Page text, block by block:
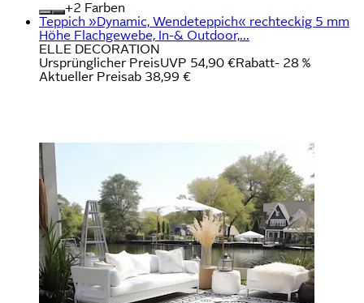
+
Farben
Teppich »Dynamic, Wendeteppich« rechteckig 5 mm
Höhe Flachgewebe, In-& Outdoor,...
ELLE DECORATION
Ursprünglicher PreisUVP 54,90 €Rabatt- 28 %
Aktueller Preisab 38,99 €